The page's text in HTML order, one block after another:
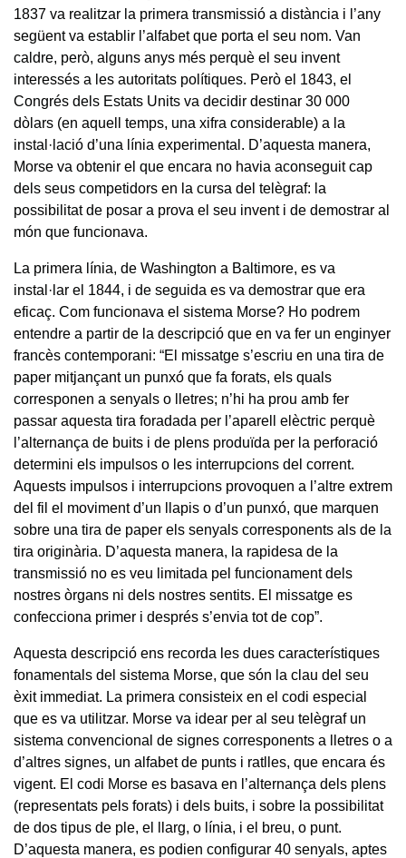
1837 va realitzar la primera transmissió a distància i l’any
següent va establir l’alfabet que porta el seu nom. Van
caldre, però, alguns anys més perquè el seu invent
interessés a les autoritats polítiques. Però el 1843, el
Congrés dels Estats Units va decidir destinar 30 000
dòlars (en aquell temps, una xifra considerable) a la
instal·lació d’una línia experimental. D’aquesta manera,
Morse va obtenir el que encara no havia aconseguit cap
dels seus competidors en la cursa del telègraf: la
possibilitat de posar a prova el seu invent i de demostrar al
món que funcionava.
La primera línia, de Washington a Baltimore, es va
instal·lar el 1844, i de seguida es va demostrar que era
eficaç. Com funcionava el sistema Morse? Ho podrem
entendre a partir de la descripció que en va fer un enginyer
francès contemporani: “El missatge s’escriu en una tira de
paper mitjançant un punxó que fa forats, els quals
corresponen a senyals o lletres; n’hi ha prou amb fer
passar aquesta tira foradada per l’aparell elèctric perquè
l’alternança de buits i de plens produïda per la perforació
determini els impulsos o les interrupcions del corrent.
Aquests impulsos i interrupcions provoquen a l’altre extrem
del fil el moviment d’un llapis o d’un punxó, que marquen
sobre una tira de paper els senyals corresponents als de la
tira originària. D’aquesta manera, la rapidesa de la
transmissió no es veu limitada pel funcionament dels
nostres òrgans ni dels nostres sentits. El missatge es
confecciona primer i després s’envia tot de cop”.
Aquesta descripció ens recorda les dues característiques
fonamentals del sistema Morse, que són la clau del seu
èxit immediat. La primera consisteix en el codi especial
que es va utilitzar. Morse va idear per al seu telègraf un
sistema convencional de signes corresponents a lletres o a
d’altres signes, un alfabet de punts i ratlles, que encara és
vigent. El codi Morse es basava en l’alternança dels plens
(representats pels forats) i dels buits, i sobre la possibilitat
de dos tipus de ple, el llarg, o línia, i el breu, o punt.
D’aquesta manera, es podien configurar 40 senyals, aptes